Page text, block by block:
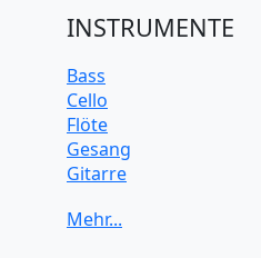
INSTRUMENTE
Bass
Cello
Flöte
Gesang
Gitarre
Klarinette